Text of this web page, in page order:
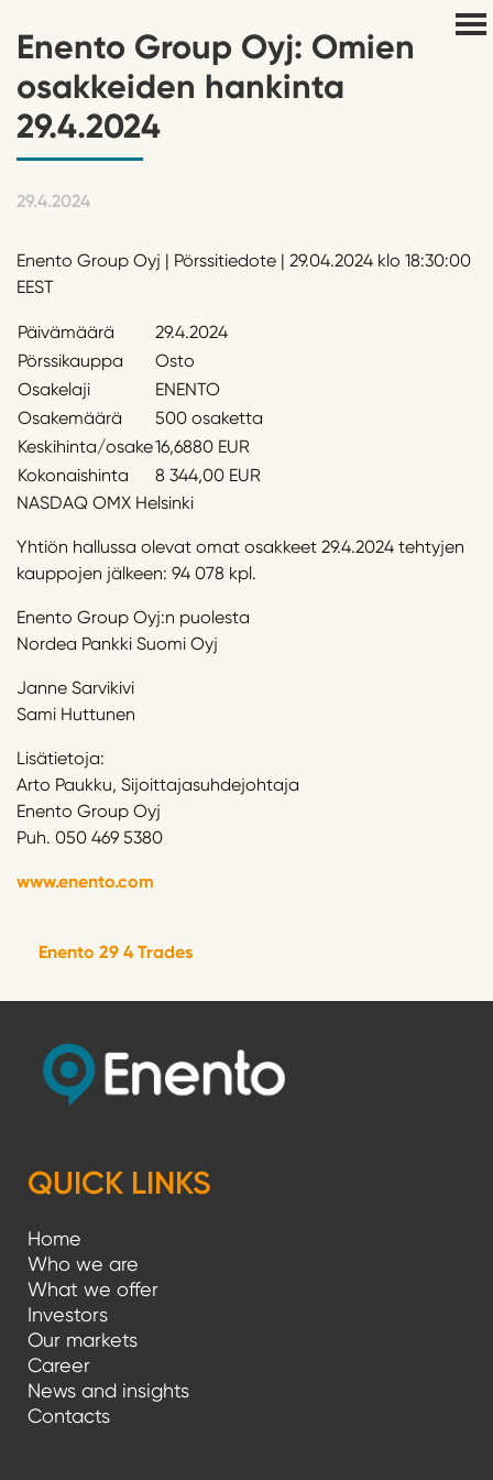
Enento Group Oyj: Omien
osakkeiden hankinta
29.4.2024
29.4.2024
Enento Group Oyj | Pörssitiedote | 29.04.2024 klo 18:30:00
EEST
Päivämäärä
29.4.2024
Pörssikauppa
Osto
Osakelaji
ENENTO
Osakemäärä
500 osaketta
Keskihinta/osake16,6880 EUR
Kokonaishinta
8 344,00 EUR
NASDAQ OMX Helsinki
Yhtiön hallussa olevat omat osakkeet 29.4.2024 tehtyjen
kauppojen jälkeen: 94 078 kpl.
Enento Group Oyj:n puolesta
Nordea Pankki Suomi Oyj
Janne Sarvikivi
Sami Huttunen
Lisätietoja:
Arto Paukku, Sijoittajasuhdejohtaja
Enento Group Oyj
Puh. 050 469 5380
www.enento.com
Enento 29 4 Trades
QUICK LINKS
Home
Who we are
What we offer
Investors
Our markets
Career
News and insights
Contacts